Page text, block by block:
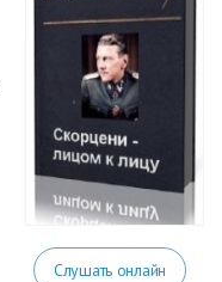
Слушать онлайн